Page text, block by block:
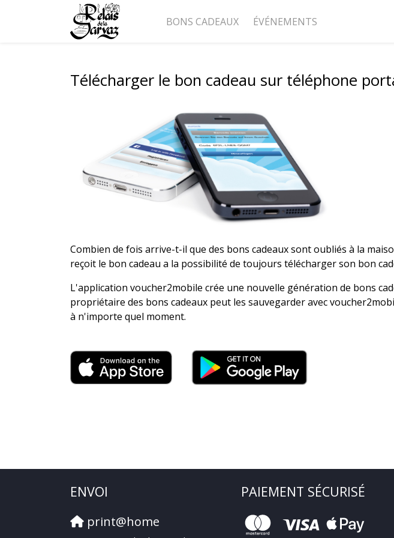
BONS CADEAUX ÉVÉNEMENTS
Télécharger le bon cadeau sur téléphone
Combien de fois arrive-t-il que des bons cadeaux sont oubliés à la
reçoit le bon cadeau a la possibilité de toujours télécharger son bon
L'application voucher2mobile crée une nouvelle génération de bons
propriétaire des bons cadeaux peut les sauvegarder avec
à n'importe quel moment.
ENVOI
print@home
PAIEMENT SÉCURISÉ